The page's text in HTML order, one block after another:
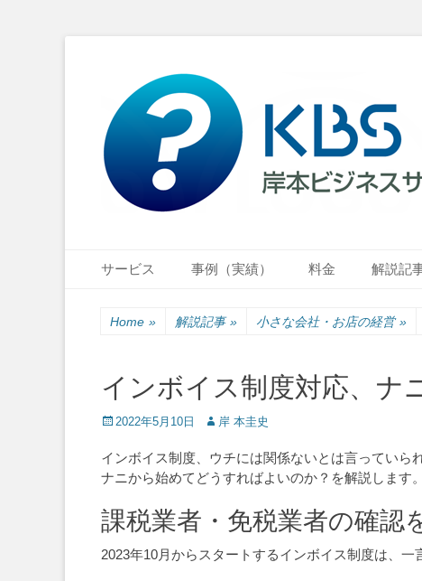
岸本ビジネスサポ
小さな会社・小さなお店のIT経営をナビゲーション
Primary Menu
サービス 事例（実績） 料金 解説記
Home » 解説記事 » 小さな会社・お店の経営 »
インボイス制度対応、ナ
Posted
2022年5月10日 Author
岸 本圭史
インボイス制度、ウチには関係ないとは言ってい
ナニから始めてどうすればよいのか？を解説します。
課税業者・免税業者の確認
2023年10月からスタートするインボイス制度は、